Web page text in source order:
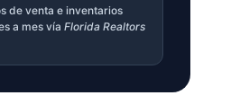
de venta e inventarios
a mes vía Florida Realtors